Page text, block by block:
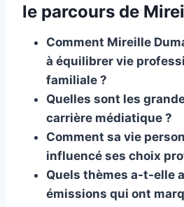
le parcours de
Comment Mireille
à équilibrer vie
familiale ?
Quelles sont les
carrière médiatique ?
Comment sa vie
influencé ses choix
Quels thèmes a-t-elle
émissions qui ont